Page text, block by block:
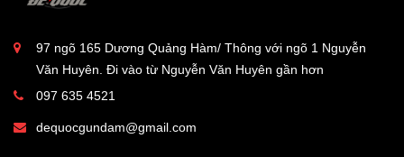
97 ngõ 165 Dương Quảng Hàm/ Thông với ngõ 1 Nguyễn
Văn Huyên. Đi vào từ Nguyễn Văn Huyên gần hơn
097 635 4521
dequocgundam@gmail.com